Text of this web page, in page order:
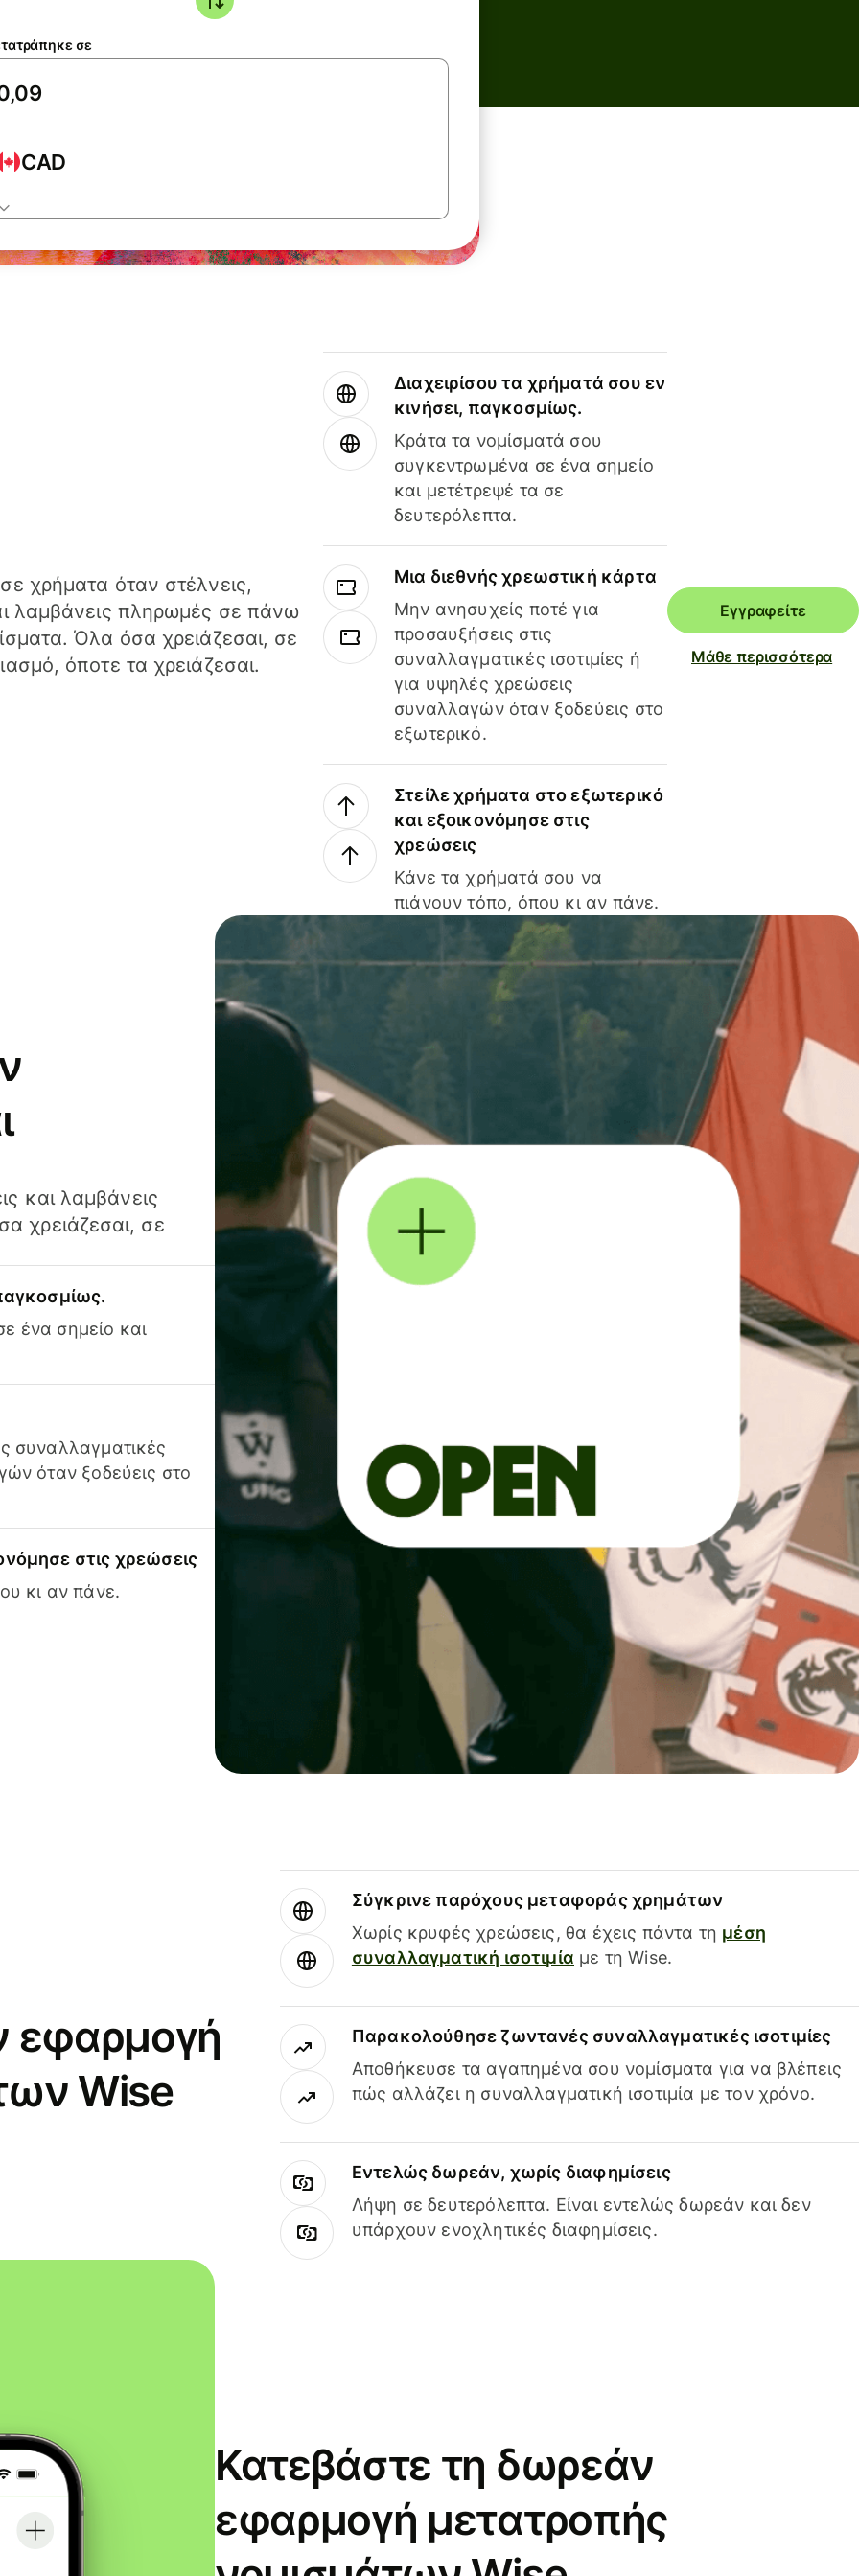
σε
CAD
χρήματα όταν στέλνεις,
λαμβάνεις πληρωμές σε πάνω
Όλα όσα χρειάζεσαι, σε
όποτε τα χρειάζεσαι.
Διαχειρίσου τα χρήματά σου εν
κινήσει, παγκοσμίως.
Κράτα τα νομίσματά σου
συγκεντρωμένα σε ένα σημείο
και μετέτρεψέ τα σε
δευτερόλεπτα.
Μια διεθνής χρεωστική κάρτα
Μην ανησυχείς ποτέ για
προσαυξήσεις στις
συναλλαγματικές ισοτιμίες ή
για υψηλές χρεώσεις
συναλλαγών όταν ξοδεύεις στο
εξωτερικό.
Στείλε χρήματα στο εξωτερικό
και εξοικονόμησε στις
χρεώσεις
Κάνε τα χρήματά σου να
πιάνουν τόπο, όπου κι αν πάνε.
Εγγραφείτε
Μάθε περισσότερα
και λαμβάνεις
χρειάζεσαι, σε
ένα σημείο και
συναλλαγματικές
όταν ξοδεύεις στο
στις χρεώσεις
κι αν πάνε.
εφαρμογή
Wise
Σύγκρινε παρόχους μεταφοράς χρημάτων
Χωρίς κρυφές χρεώσεις, θα έχεις πάντα τη μέση
συναλλαγματική ισοτιμία με τη Wise.
Παρακολούθησε ζωντανές συναλλαγματικές ισοτιμίες
Αποθήκευσε τα αγαπημένα σου νομίσματα για να βλέπεις
πώς αλλάζει η συναλλαγματική ισοτιμία με τον χρόνο.
Εντελώς δωρεάν, χωρίς διαφημίσεις
Λήψη σε δευτερόλεπτα. Είναι εντελώς δωρεάν και δεν
υπάρχουν ενοχλητικές διαφημίσεις.
Κατεβάστε τη δωρεάν
εφαρμογή μετατροπής